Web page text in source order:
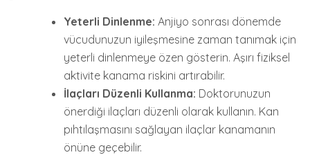
Yeterli Dinlenme: Anjiyo sonrası dönemde
vücudunuzun iyileşmesine zaman tanımak için
yeterli dinlenmeye özen gösterin. Aşırı fiziksel
aktivite kanama riskini artırabilir.
İlaçları Düzenli Kullanma: Doktorunuzun
önerdiği ilaçları düzenli olarak kullanın. Kan
pıhtılaşmasını sağlayan ilaçlar kanamanın
önüne geçebilir.